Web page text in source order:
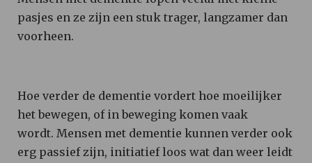
pasjes en ze zijn een stuk trager, langzamer dan
voorheen.
Hoe verder de dementie vordert hoe moeilijker
het bewegen, of in beweging komen vaak
wordt. Mensen met dementie kunnen verder ook
erg passief zijn, initiatief loos wat dan weer leidt